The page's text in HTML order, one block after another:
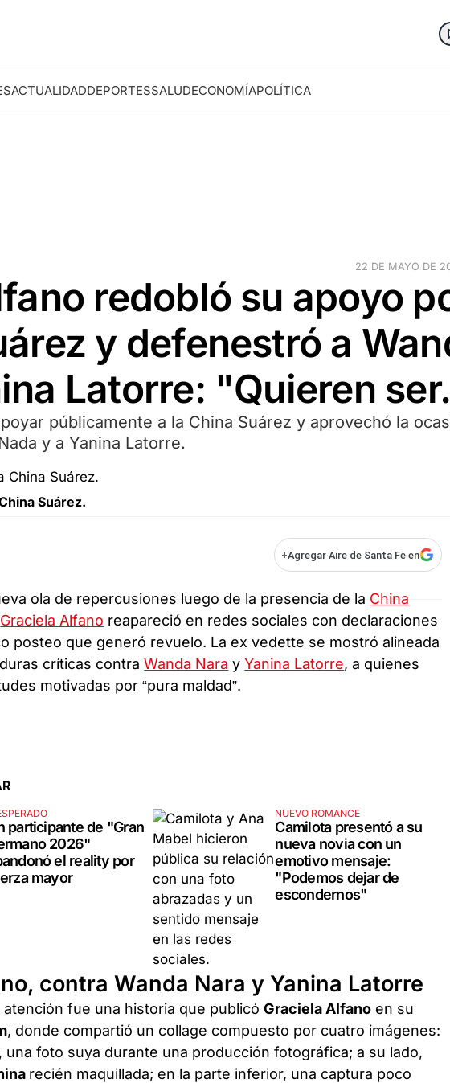
ACTUALIDADDEPORTESSALUDECONOMÍAPOLÍTICA
22 DE MAYO DE
redobló su apoyo
y defenestró a
Latorre: "Quieren
públicamente a la China Suárez y aprovechó la
y a Yanina Latorre.
Suárez.
+Agregar Aire de Santa Fe en
ola de repercusiones luego de la presencia de la China
Graciela Alfano reapareció en redes sociales con declaraciones
posteo que generó revuelo. La ex vedette se mostró alineada
críticas contraWanda Nara yYanina Latorre, a quienes
motivadas por “pura maldad”.
participante de "Gran
2026"
el reality por
mayor
NUEVO ROMANCE
Camilota presentó a su
nueva novia con un
emotivo mensaje:
"Podemos dejar de
escondernos"
contra Wanda Nara y Yanina Latorre
atención fue una historia que publicóGraciela Alfano en su
, donde compartió un collage compuesto por cuatro imágenes:
una foto suya durante una producción fotográfica; a su lado,
recién maquillada; en la parte inferior, una captura poco